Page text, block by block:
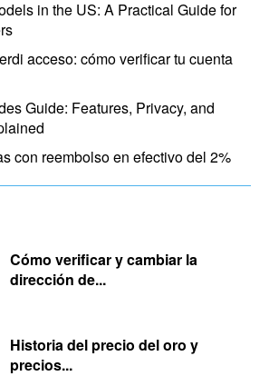
in the US: A Practical Guide for
acceso: cómo verificar tu cuenta
Guide: Features, Privacy, and
con reembolso en efectivo del 2%
Cómo verificar y cambiar la
dirección de...
Historia del precio del oro y
precios...